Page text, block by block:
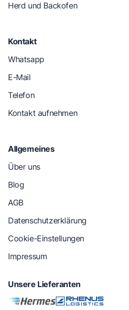
Herd und Backofen
Kontakt
Whatsapp
E-Mail
Telefon
Kontakt aufnehmen
Allgemeines
Über uns
Blog
AGB
Datenschutzerklärung
Cookie-Einstellungen
Impressum
Unsere Lieferanten